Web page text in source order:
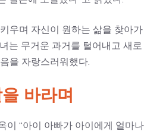
우며 자신이 원하는 삶을 찾아가
는 무거운 과거를 털어내고 새로
을 자랑스러워했다.
바라며
이 “아이 아빠가 아이에게 얼마나